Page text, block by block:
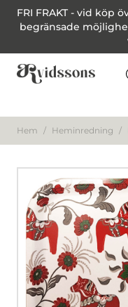
FRI FRAKT - vid köp
begränsade
Hem / Heminredning /